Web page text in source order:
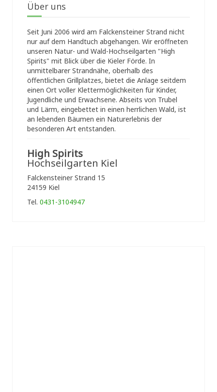
Über uns
Seit Juni 2006 wird am Falckensteiner Strand nicht
nur auf dem Handtuch abgehangen. Wir eröffneten
unseren Natur- und Wald-Hochseilgarten "High
Spirits" mit Blick über die Kieler Förde. In
unmittelbarer Strandnähe, oberhalb des
öffentlichen Grillplatzes, bietet die Anlage seitdem
einen Ort voller Klettermöglichkeiten für Kinder,
Jugendliche und Erwachsene. Abseits von Trubel
und Lärm, eingebettet in einen herrlichen Wald, ist
an lebenden Bäumen ein Naturerlebnis der
besonderen Art entstanden.
High Spirits
Hochseilgarten Kiel
Falckensteiner Strand 15
24159 Kiel
Tel. 0431-3104947